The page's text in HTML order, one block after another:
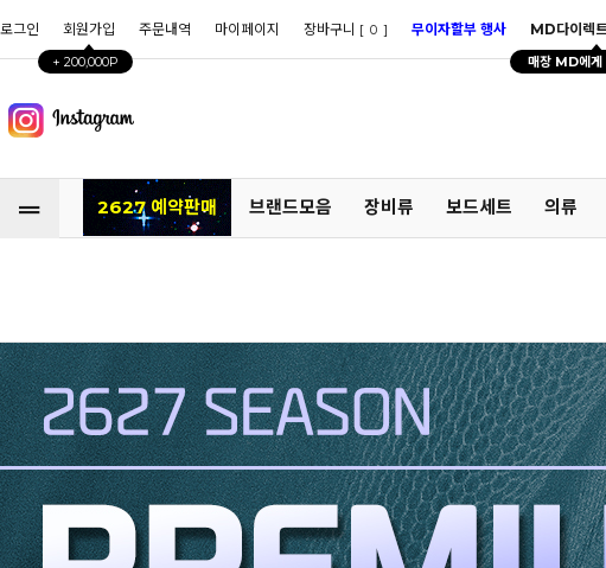
로그인 회원가입
+ 200,000P
주문내역 마이페이지 장바구니 [ 0 ] 무이자할부 행사 MD다이렉
매장 MD에게
2627 예약판매 브랜드모음 장비류 보드세트 의류